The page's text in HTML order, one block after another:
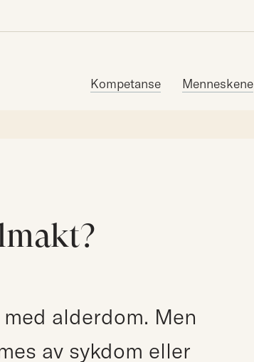
Kompetanse Menneskene
alderdom. Men
av sykdom eller